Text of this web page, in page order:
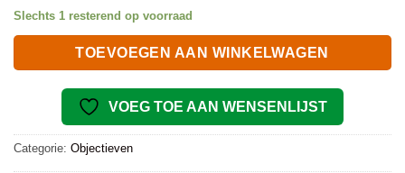
Slechts 1 resterend op voorraad
TOEVOEGEN AAN WINKELWAGEN
VOEG TOE AAN WENSENLIJST
Categorie: Objectieven